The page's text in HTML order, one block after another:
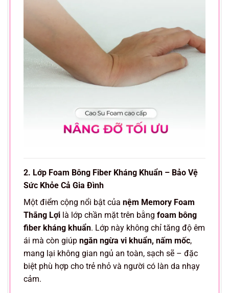
2. Lớp Foam Bông Fiber Kháng Khuẩn – Bảo Vệ
Sức Khỏe Cả Gia Đình
Một điểm cộng nổi bật của nệm Memory Foam
Thắng Lợi là lớp chần mặt trên bằng foam bông
fiber kháng khuẩn. Lớp này không chỉ tăng độ êm
ái mà còn giúp ngăn ngừa vi khuẩn, nấm mốc,
mang lại không gian ngủ an toàn, sạch sẽ – đặc
biệt phù hợp cho trẻ nhỏ và người có làn da nhạy
cảm.